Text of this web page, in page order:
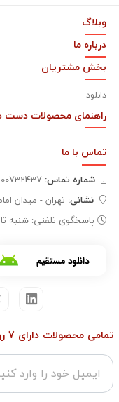
وبلاگ
درباره ما
بخش مشتریان
دانلود
راهنمای محصولات دست
تماس با ما
شماره تماس‌:
نشانی: تهران - میدان
پاسخگوی تلفنی: شنبه تا چهارشنبه
تمامی محصولات دارای 7 روز مهلت تست هستند.